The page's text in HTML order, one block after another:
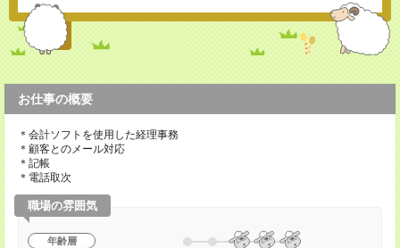
お仕事の概要
＊会計ソフトを使用した経理事務
＊顧客とのメール対応
＊記帳
＊電話取次
職場の雰囲気
年齢層